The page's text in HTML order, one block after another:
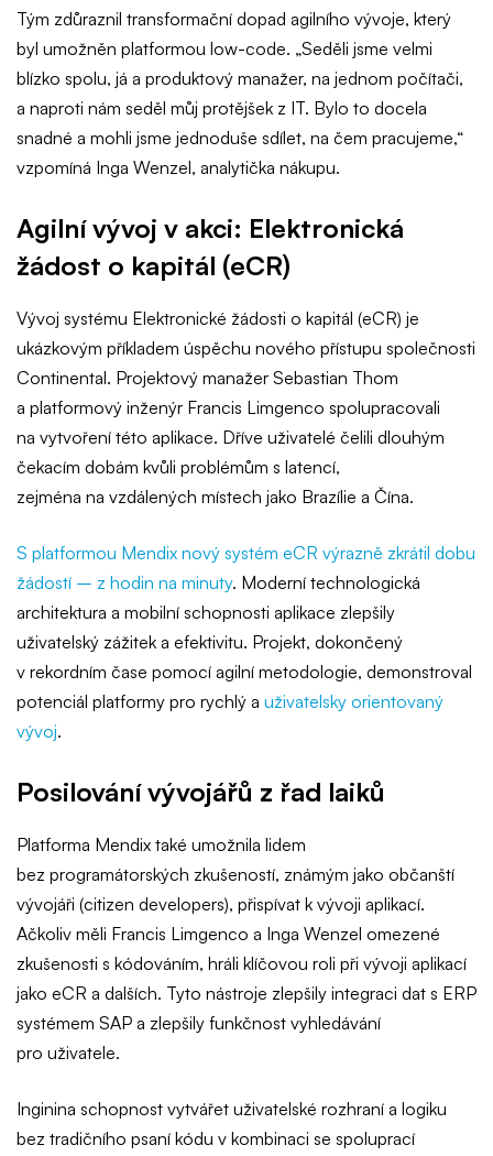
Tým zdůraznil transformační dopad agilního vývoje, který
byl umožněn platformou low-code. „Seděli jsme velmi
blízko spolu, já a produktový manažer, na jednom počítači,
a naproti nám seděl můj protějšek z IT. Bylo to docela
snadné a mohli jsme jednoduše sdílet, na čem pracujeme,“
vzpomíná Inga Wenzel, analytička nákupu.
Agilní vývoj v akci: Elektronická
žádost o kapitál (eCR)
Vývoj systému Elektronické žádosti o kapitál (eCR) je
ukázkovým příkladem úspěchu nového přístupu společnosti
Continental. Projektový manažer Sebastian Thom
a platformový inženýr Francis Limgenco spolupracovali
na vytvoření této aplikace. Dříve uživatelé čelili dlouhým
čekacím dobám kvůli problémům s latencí,
zejména na vzdálených místech jako Brazílie a Čína.
S platformou Mendix nový systém eCR výrazně zkrátil dobu
žádostí – z hodin na minuty. Moderní technologická
architektura a mobilní schopnosti aplikace zlepšily
uživatelský zážitek a efektivitu. Projekt, dokončený
v rekordním čase pomocí agilní metodologie, demonstroval
potenciál platformy pro rychlý a uživatelsky orientovaný
vývoj.
Posilování vývojářů z řad laiků
Platforma Mendix také umožnila lidem
bez programátorských zkušeností, známým jako občanští
vývojáři (citizen developers), přispívat k vývoji aplikací.
Ačkoliv měli Francis Limgenco a Inga Wenzel omezené
zkušenosti s kódováním, hráli klíčovou roli při vývoji aplikací
jako eCR a dalších. Tyto nástroje zlepšily integraci dat s ERP
systémem SAP a zlepšily funkčnost vyhledávání
pro uživatele.
Inginina schopnost vytvářet uživatelské rozhraní a logiku
bez tradičního psaní kódu v kombinaci se spoluprací